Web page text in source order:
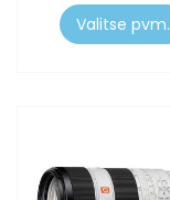
Valitse pvm.